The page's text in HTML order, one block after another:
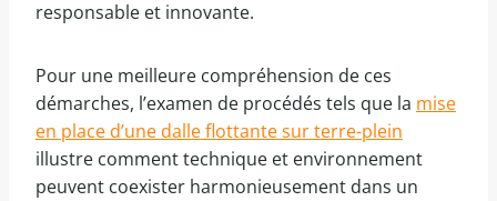
responsable et innovante.
Pour une meilleure compréhension de ces
démarches, l’examen de procédés tels que la mise
en place d’une dalle flottante sur terre-plein
illustre comment technique et environnement
peuvent coexister harmonieusement dans un